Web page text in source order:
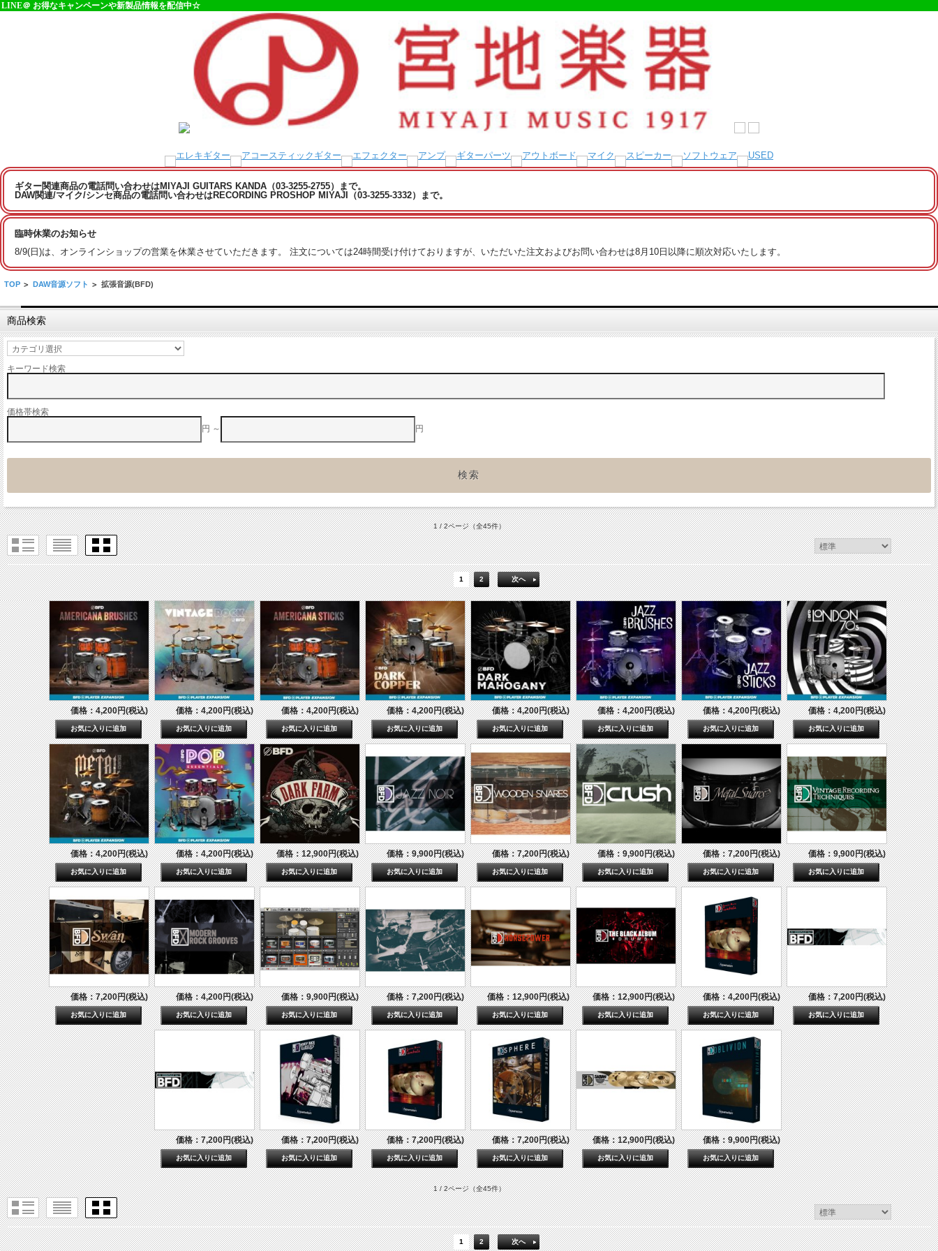
LINE＠ お得なキャンペーンや新製品情報を配信中☆
ギター関連商品の電話問い合わせはMIYAJI GUITARS KANDA（03-3255-2755）まで。
DAW関連/マイク/シンセ商品の電話問い合わせはRECORDING PROSHOP MIYAJI（03-3255-3332）まで。
臨時休業のお知らせ
8/9(日)は、オンラインショップの営業を休業させていただきます。 注文については24時間受け付けておりますが、いただいた注文およびお問い合わせは8月10日以降に順次対応いたします。
TOP > DAW音源ソフト > 拡張音源(BFD)
商品検索
キーワード検索
価格帯検索
円 ～
円
1 / 2ページ（全45件）
1 2 次へ
価格：4,200円(税込) 価格：4,200円(税込) 価格：4,200円(税込) 価格：4,200円(税込) 価格：4,200円(税込) 価格：4,200円(税込) 価格：4,200円(税込) 価格：4,200円(税込)
価格：4,200円(税込) 価格：4,200円(税込) 価格：12,900円(税込) 価格：9,900円(税込) 価格：7,200円(税込) 価格：9,900円(税込) 価格：7,200円(税込) 価格：9,900円(税込)
価格：7,200円(税込) 価格：4,200円(税込) 価格：9,900円(税込) 価格：7,200円(税込) 価格：12,900円(税込) 価格：12,900円(税込) 価格：4,200円(税込) 価格：7,200円(税込)
価格：7,200円(税込) 価格：7,200円(税込) 価格：7,200円(税込) 価格：7,200円(税込) 価格：12,900円(税込) 価格：9,900円(税込)
1 / 2ページ（全45件）
1 2 次へ